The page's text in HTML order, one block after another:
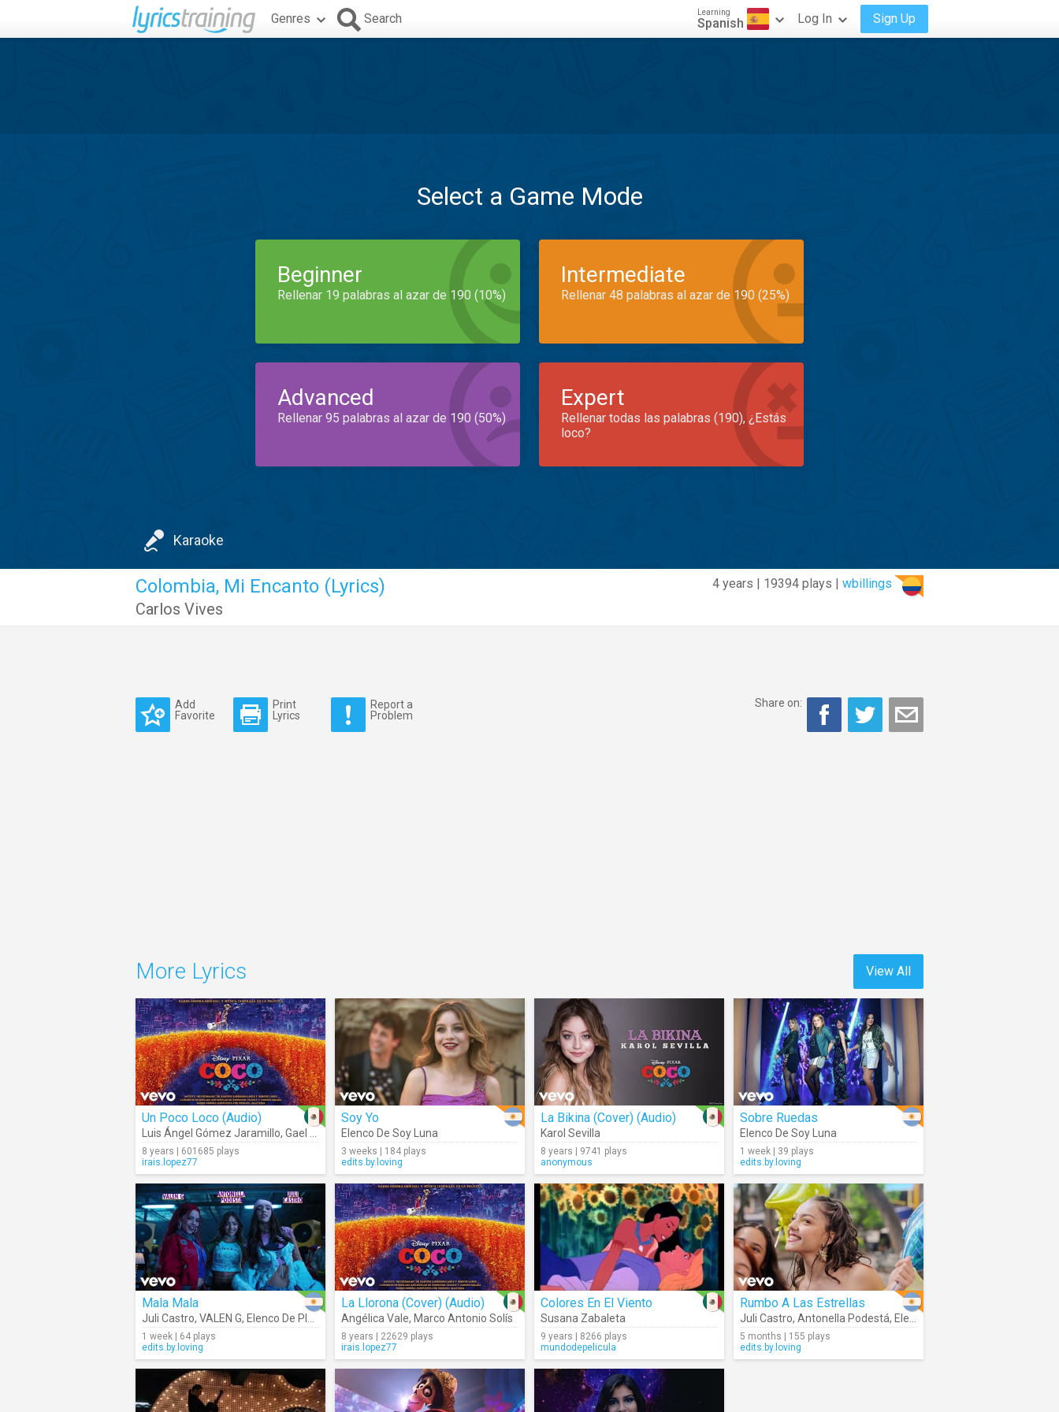
Genres Search Learning
Spanish Log In Sign Up
Select a Game Mode
Beginner
Rellenar 19 palabras al azar de 190 (10%)
Intermediate
Rellenar 48 palabras al azar de 190 (25%)
Advanced
Rellenar 95 palabras al azar de 190 (50%)
Expert
Rellenar todas las palabras (190), ¿Estás
loco?
Karaoke
4 years | 19394 plays | wbillings
Colombia, Mi Encanto (Lyrics)
Carlos Vives
Add
Favorite
Print
Lyrics
Report a
Problem
Share on:
View All
More Lyrics
Un Poco Loco (Audio)
Luis Ángel Gómez Jaramillo, Gael García Bernal
8 years | 601685 plays
irais.lopez77
Soy Yo
Elenco De Soy Luna
3 weeks | 184 plays
edits.by.loving
La Bikina (Cover) (Audio)
Karol Sevilla
8 years | 9741 plays
anonymous
Sobre Ruedas
Elenco De Soy Luna
1 week | 39 plays
edits.by.loving
Mala Mala
Juli Castro, VALEN G, Elenco De Playback: Una Somos Dos ,Antonella Podestá
1 week | 64 plays
edits.by.loving
La Llorona (Cover) (Audio)
Angélica Vale, Marco Antonio Solís
8 years | 22629 plays
irais.lopez77
Colores En El Viento
Susana Zabaleta
9 years | 8266 plays
mundodepelicula
Rumbo A Las Estrellas
Juli Castro, Antonella Podestá, Elenco De Playback: Una Somos Dos
5 months | 155 plays
edits.by.loving